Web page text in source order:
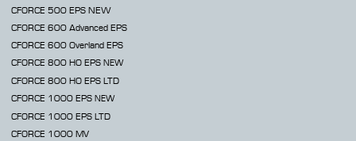
CFORCE 500 EPS NEW
CFORCE 600 Advanced EPS
CFORCE 600 Overland EPS
CFORCE 800 HO EPS NEW
CFORCE 800 HO EPS LTD
CFORCE 1000 EPS NEW
CFORCE 1000 EPS LTD
CFORCE 1000 MV